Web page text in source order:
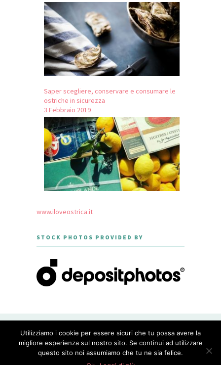
Saper scegliere, conservare e consumare le
ostriche in sicurezza
3 Febbraio 2019
www.iloveostrica.it
STOCK PHOTOS PROVIDED BY
GOURMET - THEME DESIGNED BY
MERIDIANTHEMES
Utilizziamo i cookie per essere sicuri che tu possa avere la
migliore esperienza sul nostro sito. Se continui ad utilizzare
questo sito noi assumiamo che tu ne sia felice.